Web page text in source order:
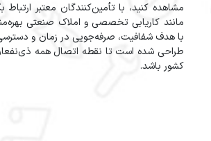
مشاهده کنید، با تأمین‌کنندگان معتبر ارتباط
با هدف شفافیت، صرفه‌جویی در زمان و
طراحی شده است تا نقطه اتصال همه ذی‌نفعان
کشور باشد.